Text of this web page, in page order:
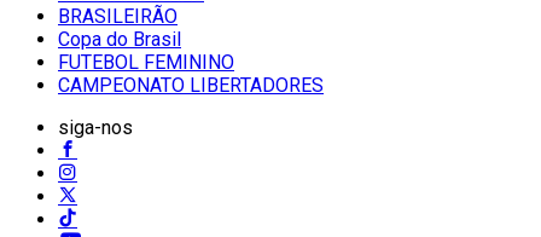
BRASILEIRÃO
Copa do Brasil
FUTEBOL FEMININO
CAMPEONATO LIBERTADORES
siga-nos